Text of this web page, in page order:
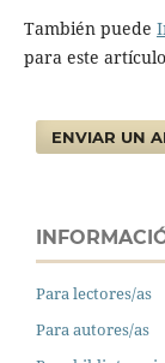
También puede
para este
ENVIAR UN
Para lectores/as
Para autores/as